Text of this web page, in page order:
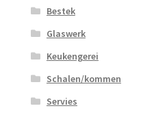
Bestek
Glaswerk
Keukengerei
Schalen/kommen
Servies